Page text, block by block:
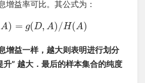
增益率可比。其公式为：
A) = g(D, A)/H(A)
增益一样，越大则表明进行划分
升” 越大．最后的样本集合的纯度